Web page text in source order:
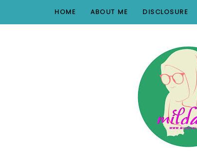
HOME ABOUT ME DISCLOSURE